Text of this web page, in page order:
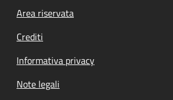
Footer menu
Area riservata
Crediti
Informativa privacy
Note legali